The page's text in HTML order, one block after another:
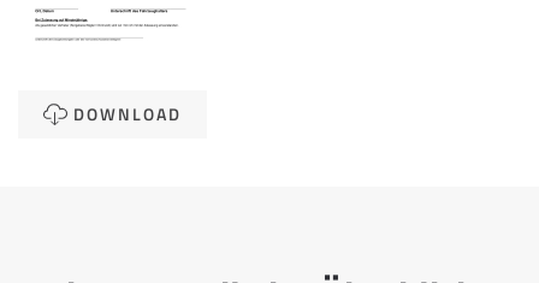
DOWNLOAD